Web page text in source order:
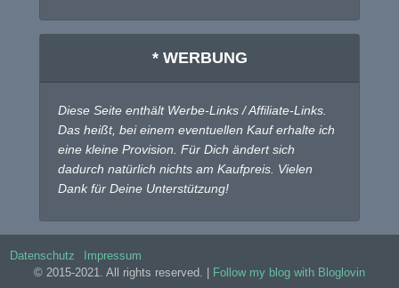
* WERBUNG
Diese Seite enthält Werbe-Links / Affiliate-Links.
Das heißt, bei einem eventuellen Kauf erhalte ich
eine kleine Provision. Für Dich ändert sich
dadurch natürlich nichts am Kaufpreis. Vielen
Dank für Deine Unterstützung!
Datenschutz
Impressum
© 2015-2021. All rights reserved. |
Follow my blog with Bloglovin